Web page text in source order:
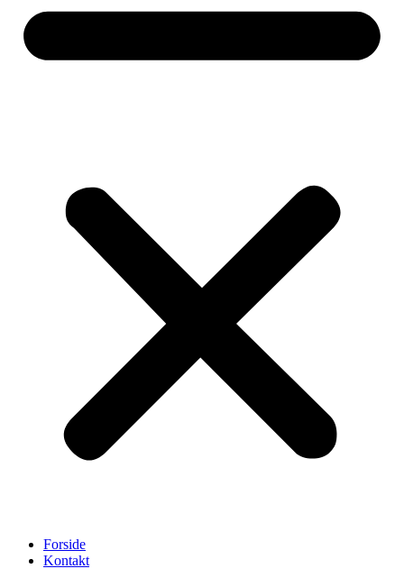
Forside
Kontakt